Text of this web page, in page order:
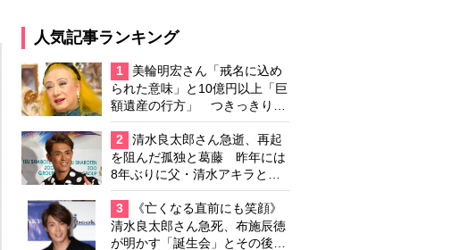
人気記事ランキング
1
美輪明宏さん「戒名に込め
られた意味」と10億円以上「巨
額遺産の行方」 つきっきりで
私生活をサポートしていた元俳
優が相続か
2
清水良太郎さん急逝、再起
を阻んだ孤独と葛藤 昨年には
8年ぶりに父・清水アキラと共
演、本格的な活動再開に向かっ
ていたが…周囲が懸念していた
「不安定なところ」
3
《亡くなる直前にも笑顔》
清水良太郎さん急死、布施辰徳
が明かす「誕生会」とその後の